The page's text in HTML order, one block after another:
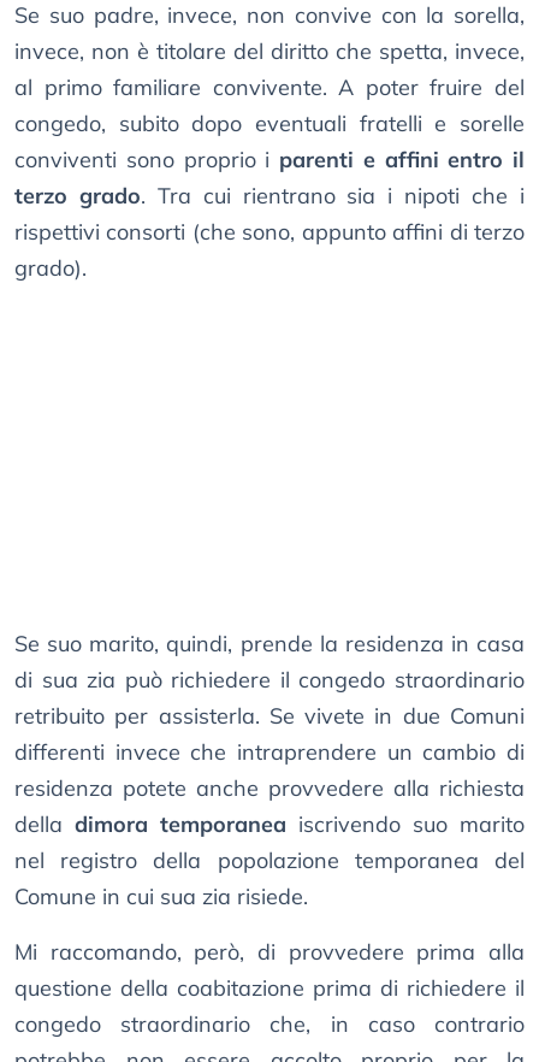
Se suo padre, invece, non convive con la sorella,
invece, non è titolare del diritto che spetta, invece,
al primo familiare convivente. A poter fruire del
congedo, subito dopo eventuali fratelli e sorelle
conviventi sono proprio i parenti e affini entro il
terzo grado. Tra cui rientrano sia i nipoti che i
rispettivi consorti (che sono, appunto affini di terzo
grado).
Se suo marito, quindi, prende la residenza in casa
di sua zia può richiedere il congedo straordinario
retribuito per assisterla. Se vivete in due Comuni
differenti invece che intraprendere un cambio di
residenza potete anche provvedere alla richiesta
della dimora temporanea iscrivendo suo marito
nel registro della popolazione temporanea del
Comune in cui sua zia risiede.
Mi raccomando, però, di provvedere prima alla
questione della coabitazione prima di richiedere il
congedo straordinario che, in caso contrario